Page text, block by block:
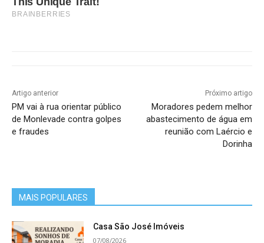
BRAINBERRIES
Artigo anterior
PM vai à rua orientar público
de Monlevade contra golpes
e fraudes
Próximo artigo
Moradores pedem melhor
abastecimento de água em
reunião com Laércio e
Dorinha
MAIS POPULARES
Casa São José Imóveis
07/08/2026